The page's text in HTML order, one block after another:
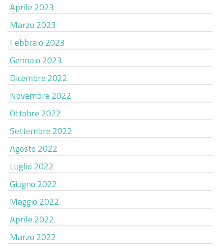
Aprile 2023
Marzo 2023
Febbraio 2023
Gennaio 2023
Dicembre 2022
Novembre 2022
Ottobre 2022
Settembre 2022
Agosto 2022
Luglio 2022
Giugno 2022
Maggio 2022
Aprile 2022
Marzo 2022